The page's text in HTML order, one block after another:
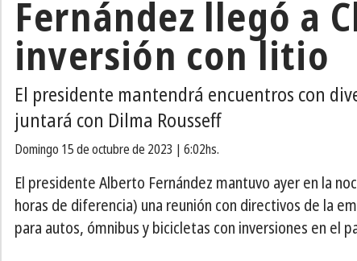
Fernández llegó a
inversión con litio
El presidente mantendrá encuentros con
juntará con Dilma Rousseff
domingo 15 de octubre de 2023 | 6:02hs.
El presidente Alberto Fernández mantuvo ayer en la
horas de diferencia) una reunión con directivos de la
para autos, ómnibus y bicicletas con inversiones en el